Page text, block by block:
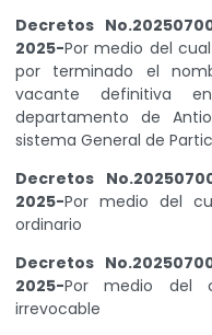
Decretos
2025-Por medio del
por terminado el
vacante definitiva
departamento de
sistema General de
Decretos
2025-Por medio del
ordinario
Decretos
2025-Por medio del
irrevocable